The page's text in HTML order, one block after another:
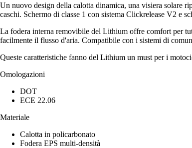
Un nuovo design della calotta dinamica, una visiera solare
caschi. Schermo di classe 1 con sistema Clickrelease V2 e
La fodera interna removibile del Lithium offre comfort per
facilmente il flusso d'aria. Compatibile con i sistemi di
Queste caratteristiche fanno del Lithium un must per i
Omologazioni
DOT
ECE 22.06
Materiale
Calotta in policarbonato
Fodera EPS multi-densità